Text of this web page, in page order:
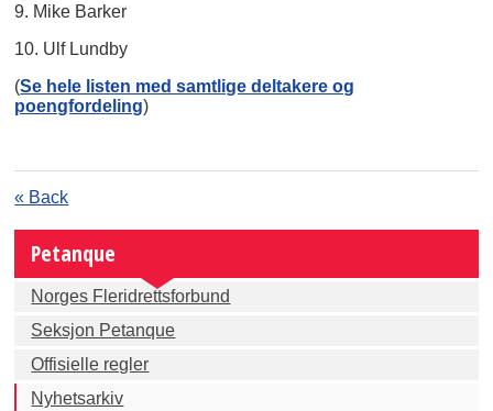
9. Mike Barker
10. Ulf Lundby
(Se hele listen med samtlige deltakere og
poengfordeling)
« Back
Petanque
Norges Fleridrettsforbund
Seksjon Petanque
Offisielle regler
Nyhetsarkiv